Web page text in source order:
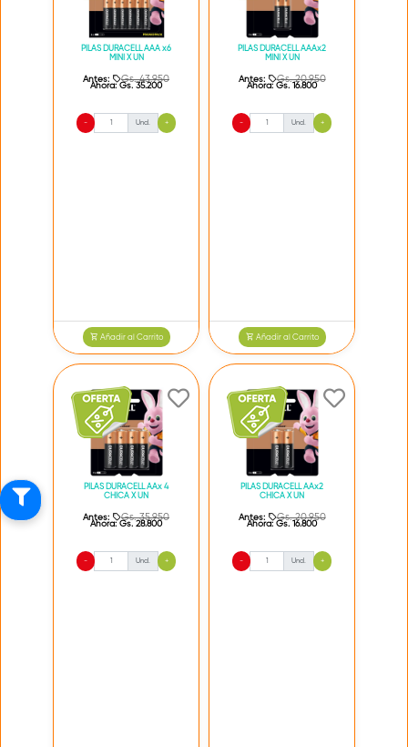
PILAS DURACELL AAA x6
MINI X UN
Antes: Gs. 43.950
Ahora: Gs. 35.200
- Und. +
Añadir al Carrito
PILAS DURACELL AAAx2
MINI X UN
Antes: Gs. 20.950
Ahora: Gs. 16.800
- Und. +
Añadir al Carrito
PILAS DURACELL AAx 4
CHICA X UN
Antes: Gs. 35.950
Ahora: Gs. 28.800
- Und. +
PILAS DURACELL AAx2
CHICA X UN
Antes: Gs. 20.950
Ahora: Gs. 16.800
- Und. +